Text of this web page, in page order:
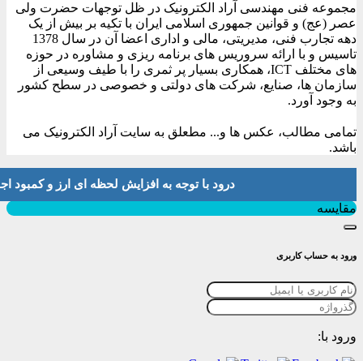
مجموعه فنی مهندسی آراد الکترونیک در ظل توجهات حضرت ولی
عصر (عج) و قوانین جمهوری اسلامی ایران با تکیه بر بیش از یک
دهه تجارب فنی، مدیریتی، مالی و اداری اعضا آن در سال 1378
تاسیس و با ارائه سروریس های برنامه ریزی و مشاوره در حوزه
های مختلف ICT، همکاری بسیار پر ثمری را با طیف وسیعی از
سازمان ها، صنایع، شرکت های دولتی و خصوصی در سطح کشور
به وجود آورد.
تمامی مطالب، عکس ها و... مطعلق به سایت آراد الکترونیک می
باشد.
درود با توجه به افزایش لحظه ای ارز و کمبود اجناس لطفا موجودی
مقایسه
ورود به حساب کاربری
ورود با: